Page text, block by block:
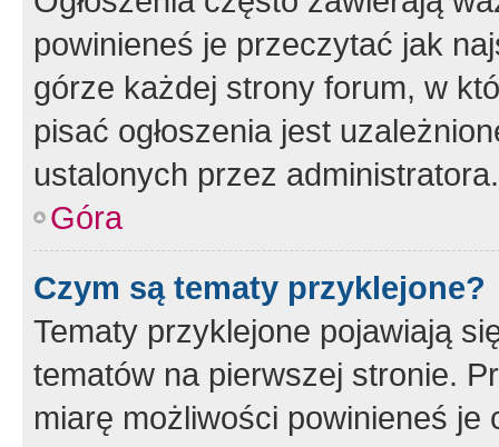
powinieneś je przeczytać jak
górze każdej strony forum, w
pisać ogłoszenia jest
ustalonych przez administratora.
Góra
Czym są tematy przyklejone?
Tematy przyklejone pojawiają
tematów na pierwszej stronie.
miarę możliwości powinieneś je